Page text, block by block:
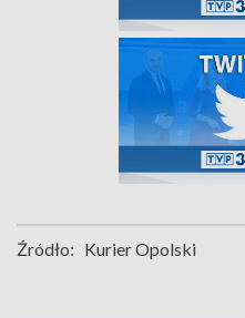
Źródło: Kurier Opolski